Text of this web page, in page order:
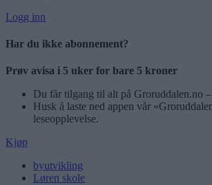
Logg inn
Har du ikke abonnement?
Prøv avisa i 5 uker for bare 5 kroner
Du får tilgang til alt på Groruddalen.no
Husk å laste ned appen vår
leseopplevelse.
Kjøp
byutvikling
Løren skole